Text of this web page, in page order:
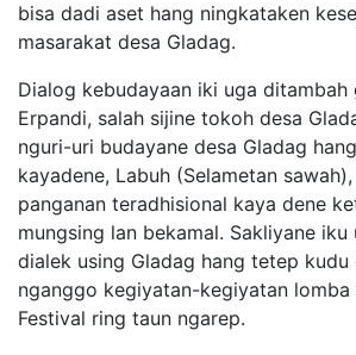
bisa dadi aset hang ningkataken
masarakat desa Gladag.
Dialog kebudayaan iki uga ditambah
Erpandi, salah sijine tokoh desa
nguri-uri budayane desa Gladag
kayadene, Labuh (Selametan
panganan teradhisional kaya dene
mungsing lan bekamal. Sakliyane iku
dialek using Gladag hang tetep kudu
nganggo kegiyatan-kegiyatan lomba
Festival ring taun ngarep.